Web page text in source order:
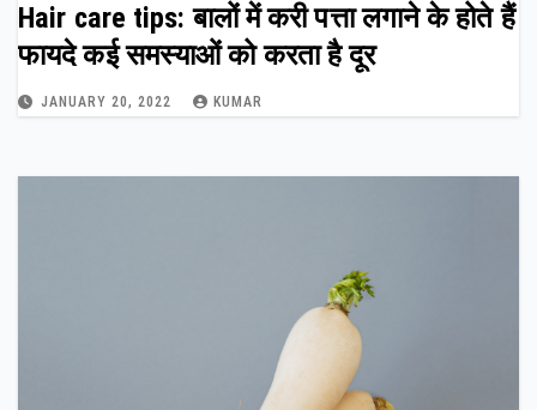
Hair care tips: बालों में करी पत्ता लगाने के होते हैं
फायदे कई समस्याओं को करता है दूर
JANUARY 20, 2022 KUMAR